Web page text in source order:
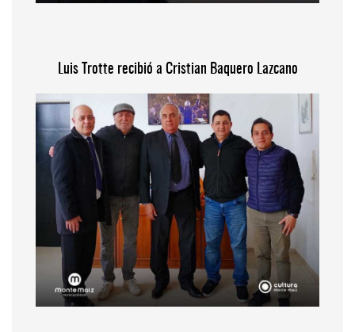
Luis Trotte recibió a Cristian Baquero Lazcano